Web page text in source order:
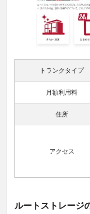
トランクタイプ
月額利用料
住所
アクセス
ルートストレージ